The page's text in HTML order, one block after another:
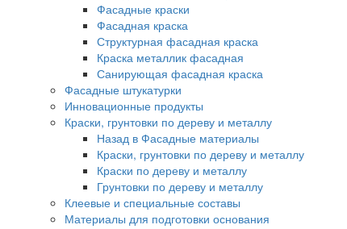
Фасадные краски
Фасадная краска
Структурная фасадная краска
Краска металлик фасадная
Санирующая фасадная краска
Фасадные штукатурки
Инновационные продукты
Краски, грунтовки по дереву и металлу
Назад в Фасадные материалы
Краски, грунтовки по дереву и металлу
Краски по дереву и металлу
Грунтовки по дереву и металлу
Клеевые и специальные составы
Материалы для подготовки основания